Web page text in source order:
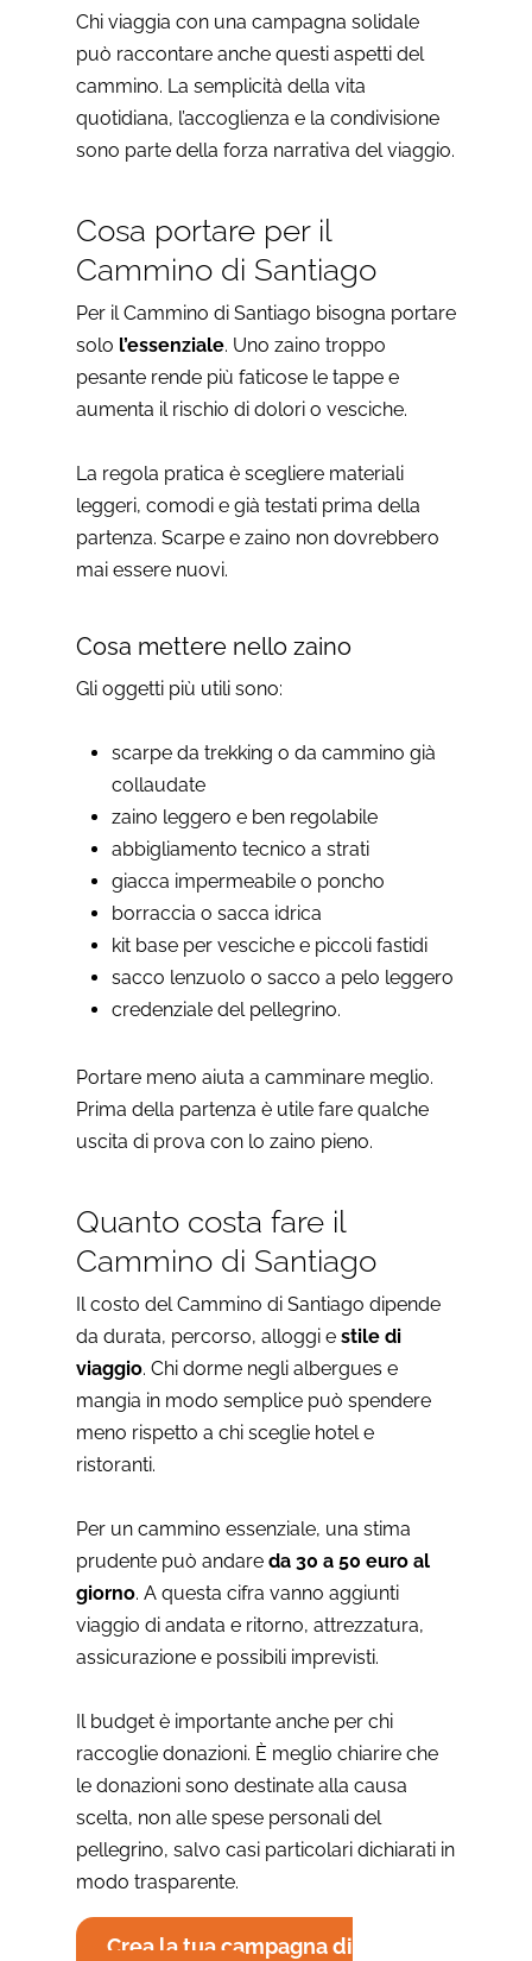
Chi viaggia con una campagna solidale
può raccontare anche questi aspetti del
cammino. La semplicità della vita
quotidiana, l’accoglienza e la condivisione
sono parte della forza narrativa del viaggio.
Cosa portare per il
Cammino di Santiago
Per il Cammino di Santiago bisogna portare
solo l’essenziale. Uno zaino troppo
pesante rende più faticose le tappe e
aumenta il rischio di dolori o vesciche.
La regola pratica è scegliere materiali
leggeri, comodi e già testati prima della
partenza. Scarpe e zaino non dovrebbero
mai essere nuovi.
Cosa mettere nello zaino
Gli oggetti più utili sono:
scarpe da trekking o da cammino già
collaudate
zaino leggero e ben regolabile
abbigliamento tecnico a strati
giacca impermeabile o poncho
borraccia o sacca idrica
kit base per vesciche e piccoli fastidi
sacco lenzuolo o sacco a pelo leggero
credenziale del pellegrino.
Portare meno aiuta a camminare meglio.
Prima della partenza è utile fare qualche
uscita di prova con lo zaino pieno.
Quanto costa fare il
Cammino di Santiago
Il costo del Cammino di Santiago dipende
da durata, percorso, alloggi e stile di
viaggio. Chi dorme negli albergues e
mangia in modo semplice può spendere
meno rispetto a chi sceglie hotel e
ristoranti.
Per un cammino essenziale, una stima
prudente può andare da 30 a 50 euro al
giorno. A questa cifra vanno aggiunti
viaggio di andata e ritorno, attrezzatura,
assicurazione e possibili imprevisti.
Il budget è importante anche per chi
raccoglie donazioni. È meglio chiarire che
le donazioni sono destinate alla causa
scelta, non alle spese personali del
pellegrino, salvo casi particolari dichiarati in
modo trasparente.
Crea la tua campagna di